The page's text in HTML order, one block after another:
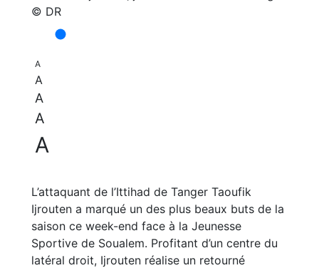
A
A
A
A
A
L’attaquant de l’Ittihad de Tanger Taoufik
Ijrouten a marqué un des plus beaux buts de la
saison ce week-end face à la Jeunesse
Sportive de Soualem. Profitant d’un centre du
latéral droit, Ijrouten réalise un retourné